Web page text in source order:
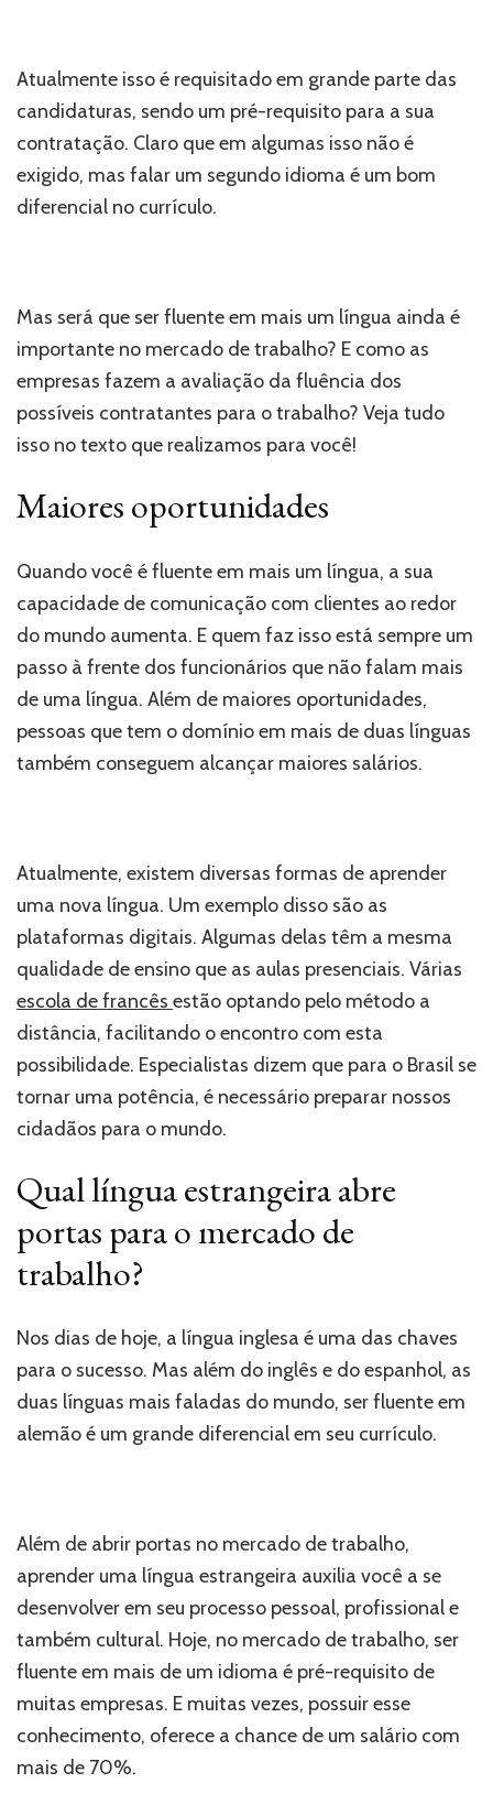
Atualmente isso é requisitado em grande parte das
candidaturas, sendo um pré-requisito para a sua
contratação. Claro que em algumas isso não é
exigido, mas falar um segundo idioma é um bom
diferencial no currículo.
Mas será que ser fluente em mais um língua ainda é
importante no mercado de trabalho? E como as
empresas fazem a avaliação da fluência dos
possíveis contratantes para o trabalho? Veja tudo
isso no texto que realizamos para você!
Maiores oportunidades
Quando você é fluente em mais um língua, a sua
capacidade de comunicação com clientes ao redor
do mundo aumenta. E quem faz isso está sempre um
passo à frente dos funcionários que não falam mais
de uma língua. Além de maiores oportunidades,
pessoas que tem o domínio em mais de duas línguas
também conseguem alcançar maiores salários.
Atualmente, existem diversas formas de aprender
uma nova língua. Um exemplo disso são as
plataformas digitais. Algumas delas têm a mesma
qualidade de ensino que as aulas presenciais. Várias
escola de francês estão optando pelo método a
distância, facilitando o encontro com esta
possibilidade. Especialistas dizem que para o Brasil se
tornar uma potência, é necessário preparar nossos
cidadãos para o mundo.
Qual língua estrangeira abre
portas para o mercado de
trabalho?
Nos dias de hoje, a língua inglesa é uma das chaves
para o sucesso. Mas além do inglês e do espanhol, as
duas línguas mais faladas do mundo, ser fluente em
alemão é um grande diferencial em seu currículo.
Além de abrir portas no mercado de trabalho,
aprender uma língua estrangeira auxilia você a se
desenvolver em seu processo pessoal, profissional e
também cultural. Hoje, no mercado de trabalho, ser
fluente em mais de um idioma é pré-requisito de
muitas empresas. E muitas vezes, possuir esse
conhecimento, oferece a chance de um salário com
mais de 70%.